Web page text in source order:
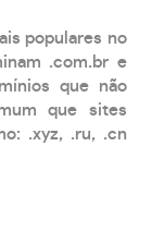
populares no
.com.br e
que não
que sites
.xyz, .ru, .cn